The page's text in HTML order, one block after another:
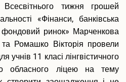
тижня грошей
«Фінанси, банківська
ринок» Марченкова
Ромашко Вікторія провели
учнів 11 класі лінгвістичного
обласного ліцею на тему